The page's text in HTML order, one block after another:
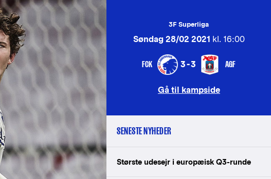
3F Superliga
Søndag 28/02 2021 kl. 16:00
FCK 3-3 AGF
Gå til kampside
SENESTE NYHEDER
Største udesejr i europæisk Q3-runde